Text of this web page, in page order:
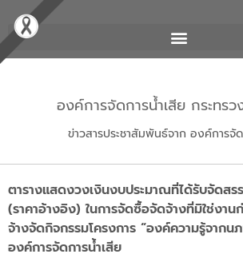
องค์การจัดการน้ำเสีย กระทรว
ข่าวสารประชาสัมพันธ์จาก องค์การจั
ตารางแสดงวงเงินงบประมาณที่ได้รับจัดสร
(ราคาอ้างอิง) ในการจัดซื้อจัดจ้างที่มิใช่งาน
จ้างจัดกิจกรรมโครงการ “องค์ความรู้จากน
องค์การจัดการน้ำเสีย